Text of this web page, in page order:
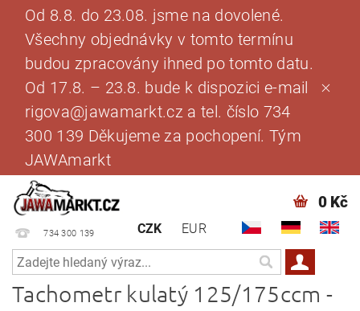
Od 8.8. do 23.08. jsme na dovolené.
Všechny objednávky v tomto termínu
budou zpracovány ihned po tomto datu.
Od 17.8. – 23.8. bude k dispozici e-mail
rigova@jawamarkt.cz a tel. číslo 734
300 139 Děkujeme za pochopení. Tým
JAWAmarkt
734 300 139 CZK EUR
0 Kč
Tachometr kulatý 125/175ccm -